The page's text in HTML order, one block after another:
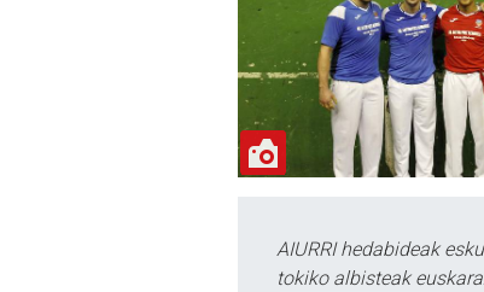
AIURRI hedabideak
tokiko albisteak